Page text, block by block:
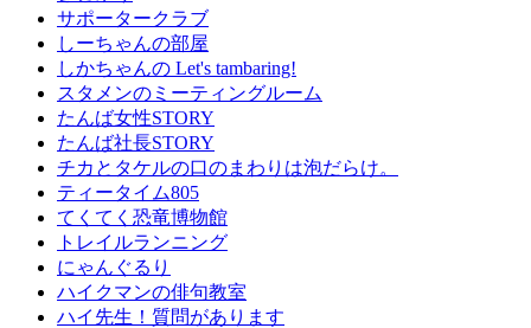
サポータークラブ
しーちゃんの部屋
しかちゃんの Let's tambaring!
スタメンのミーティングルーム
たんば女性STORY
たんば社長STORY
チカとタケルの口のまわりは泡だらけ。
ティータイム805
てくてく恐竜博物館
トレイルランニング
にゃんぐるり
ハイクマンの俳句教室
ハイ先生！質問があります